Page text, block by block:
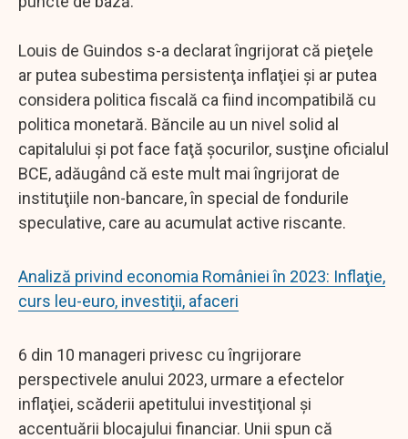
Louis de Guindos s-a declarat îngrijorat că pieţele
ar putea subestima persistenţa inflaţiei şi ar putea
considera politica fiscală ca fiind incompatibilă cu
politica monetară. Băncile au un nivel solid al
capitalului şi pot face faţă şocurilor, susţine oficialul
BCE, adăugând că este mult mai îngrijorat de
instituţiile non-bancare, în special de fondurile
speculative, care au acumulat active riscante.
Analiză privind economia României în 2023: Inflaţie,
curs leu-euro, investiţii, afaceri
6 din 10 manageri privesc cu îngrijorare
perspectivele anului 2023, urmare a efectelor
inflaţiei, scăderii apetitului investiţional şi
accentuării blocajului financiar. Unii spun că